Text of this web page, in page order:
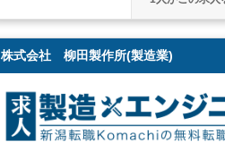
株式会社 柳田製作所(製造業)